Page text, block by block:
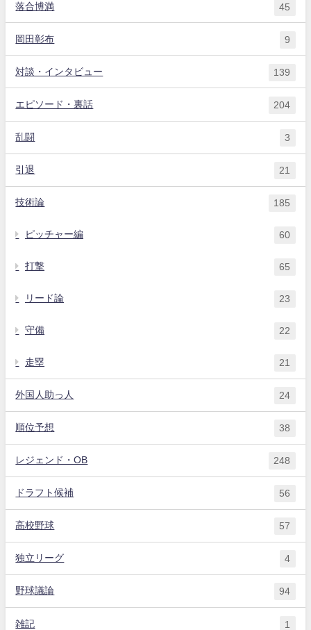
落合博満 45
岡田彰布 9
対談・インタビュー 139
エピソード・裏話 204
乱闘 3
引退 21
技術論 185
ピッチャー編 60
打撃 65
リード論 23
守備 22
走塁 21
外国人助っ人 24
順位予想 38
レジェンド・OB 248
ドラフト候補 56
高校野球 57
独立リーグ 4
野球議論 94
雑記 1